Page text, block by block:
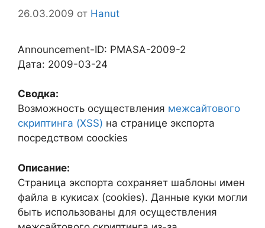
26.03.2009 от Hanut
Announcement-ID: PMASA-2009-2
Дата: 2009-03-24
Сводка:
Возможность осуществления межсайтового
скриптинга (XSS) на странице экспорта
посредством coockies
Описание:
Страница экспорта сохраняет шаблоны имен
файла в кукисах (cookies). Данные куки могли
быть использованы для осуществления